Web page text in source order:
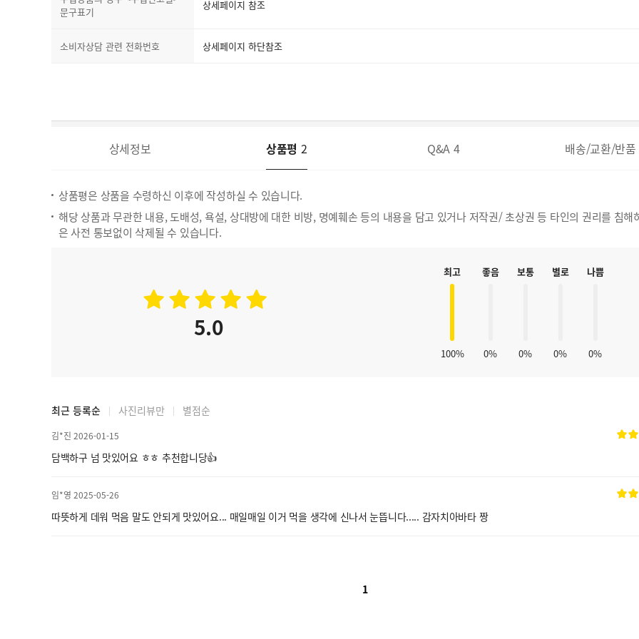
문구표기
상세페이지 참조
소비자상담 관련 전화번호 상세페이지 하단참조
상세정보 상품평 2 Q&A 4 배송/교환/반품
상품평은 상품을 수령하신 이후에 작성하실 수 있습니다.
해당 상품과 무관한 내용, 도배성, 욕설, 상대방에 대한 비방, 명예훼손 등의 내용을 담고 있거나 저작권/ 초상권 등 타인의 권리를 침해
은 사전 통보없이 삭제될 수 있습니다.
5.0
최고
100%
좋음
0%
보통
0%
별로
0%
나쁨
0%
최근 등록순 사진리뷰만 별점순
김*진 2026-01-15
담백하구 넘 맛있어요 ㅎㅎ 추천합니당👍
임*영 2025-05-26
따뜻하게 데워 먹음 말도 안되게 맛있어요... 매일매일 이거 먹을 생각에 신나서 눈뜹니다..... 감자치아바타 짱
1